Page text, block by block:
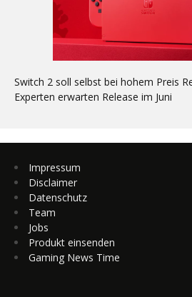
Switch 2 soll selbst bei hohem Preis
Experten erwarten Release im Juni
Impressum
Disclaimer
Datenschutz
Team
Jobs
Produkt einsenden
Gaming News Time